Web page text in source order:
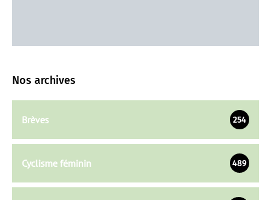
Nos archives
Brèves 254
Cyclisme féminin 489